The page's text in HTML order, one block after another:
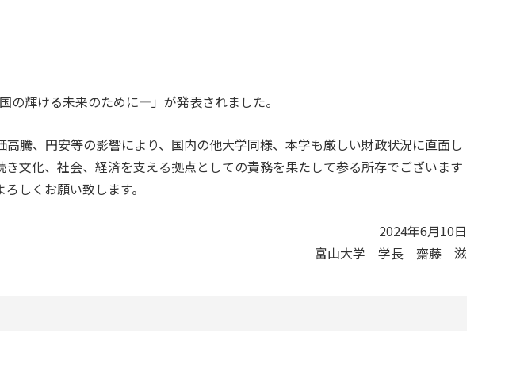
輝ける未来のために—」が発表されました。
騰、円安等の影響により、国内の他大学同様、本学も厳しい財政状況に直面し
文化、社会、経済を支える拠点としての責務を果たして参る所存でございます
しくお願い致します。
2024年6月10日
富山大学 学長 齋藤 滋